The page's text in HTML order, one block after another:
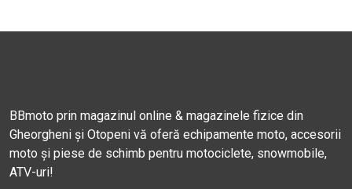
BBmoto prin magazinul online & magazinele fizice din
Gheorgheni și Otopeni vă oferă echipamente moto, accesorii
moto și piese de schimb pentru motociclete, snowmobile,
ATV-uri!